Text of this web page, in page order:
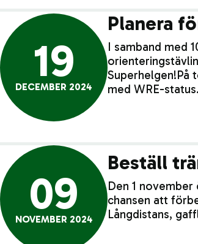
19
DECEMBER 2024
Planera
I samband med
Superhelgen!På
med WRE-
09
NOVEMBER 2024
Beställ
Den 1 november
chansen att
Långdistans,